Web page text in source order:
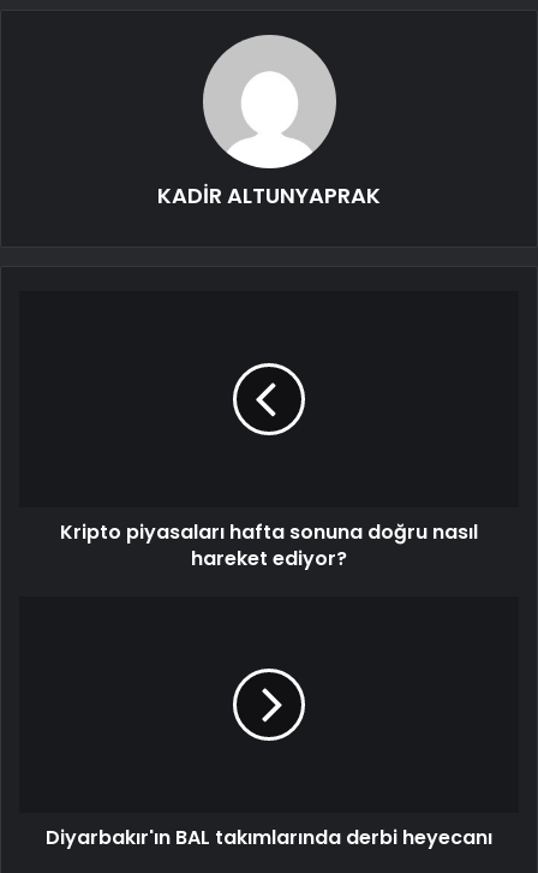
KADİR ALTUNYAPRAK
Kripto piyasaları hafta sonuna doğru nasıl
hareket ediyor?
Diyarbakır'ın BAL takımlarında derbi heyecanı